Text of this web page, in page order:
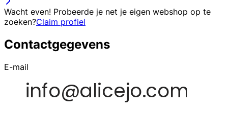
Wacht even! Probeerde je net je eigen webshop op te
zoeken?Claim profiel
Contactgegevens
E-mail